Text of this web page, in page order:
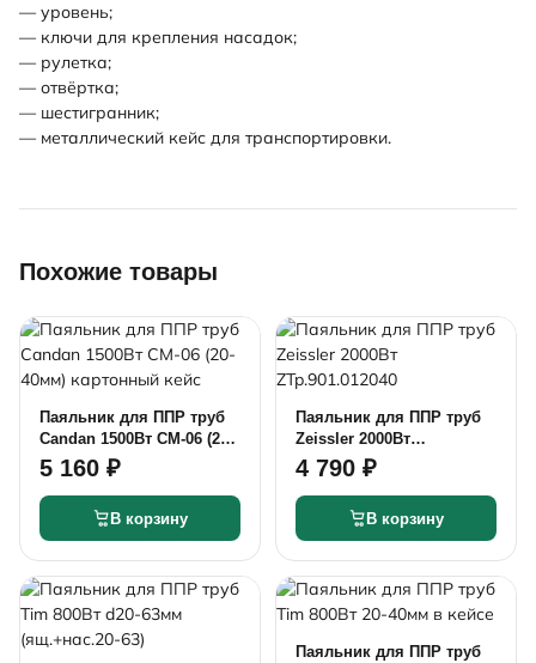
— уровень;
— ключи для крепления насадок;
— рулетка;
— отвёртка;
— шестигранник;
— металлический кейс для транспортировки.
Похожие товары
Паяльник для ППР труб
Candan 1500Вт CM-06 (20-
40мм) картонный кейс
5 160 ₽
В корзину
Паяльник для ППР труб
Zeissler 2000Вт
ZTp.901.012040
4 790 ₽
В корзину
Паяльник для ППР труб